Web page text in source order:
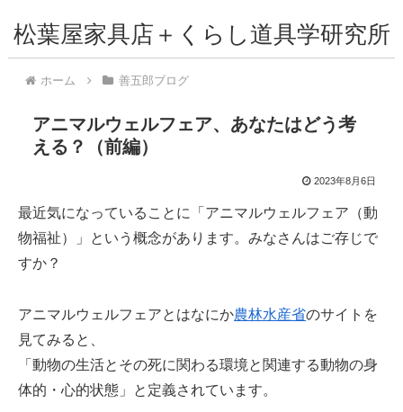
松葉屋家具店＋くらし道具学研究所
ホーム 善五郎ブログ
アニマルウェルフェア、あなたはどう考
える？（前編）
2023年8月6日
最近気になっていることに「アニマルウェルフェア（動
物福祉）」という概念があります。みなさんはご存じで
すか？
アニマルウェルフェアとはなにか農林水産省のサイトを
見てみると、
「動物の生活とその死に関わる環境と関連する動物の身
体的・心的状態」と定義されています。